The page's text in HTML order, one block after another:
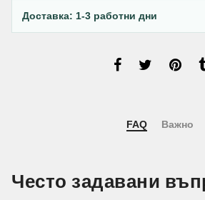
Доставка: 1-3 работни дни
FAQ Важно
Често задавани